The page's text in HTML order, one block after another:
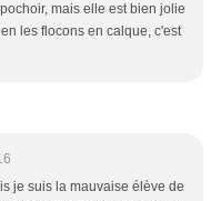
mais elle est bien jolie
les flocons en calque, c'est
je suis la mauvaise élève de